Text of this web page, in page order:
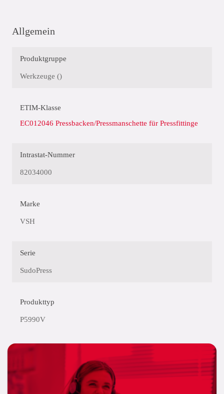
Allgemein
Produktgruppe
Werkzeuge ()
ETIM-Klasse
EC012046 Pressbacken/Pressmanschette für Pressfittinge
Intrastat-Nummer
82034000
Marke
VSH
Serie
SudoPress
Produkttyp
P5990V